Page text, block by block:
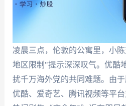
凌晨三点，伦敦的公寓里，小
地区限制"提示深深叹气。优酷
扰千万海外党的共同难题。由于
优酷、爱奇艺、腾讯视频等平台